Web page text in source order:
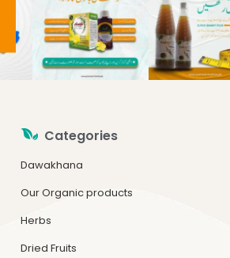
Categories
Dawakhana
Our Organic products
Herbs
Dried Fruits